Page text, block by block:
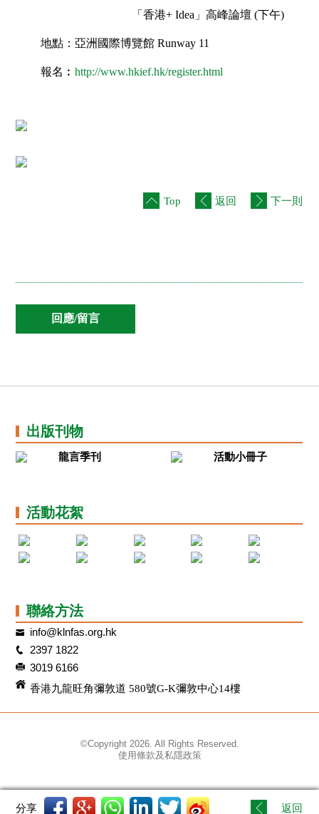
分享 返回
「香港+ Idea 」高峰論壇(下午)
地點：亞洲國際博覽館 Runway 11
報名︰http://www.hkief.hk/register.html
Top 返回 下一則
出版刊物
龍言季刊 活動小冊子
活動花絮
聯絡方法
info@klnfas.org.hk
2397 1822
3019 6166
香港九龍旺角彌敦道 580號G-K彌敦中心14樓
©Copyright 2026. All Rights Reserved.
使用條款及私隱政策